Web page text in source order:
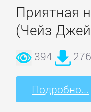
Приятная
(Чейз
394 276
Подробно...
романы
Современные
любовные
Эротическая